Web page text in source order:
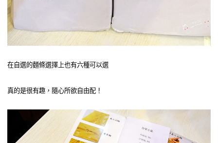
在自選的麵條選擇上也有六種可以選
真的是很有趣，隨心所欲自由配！